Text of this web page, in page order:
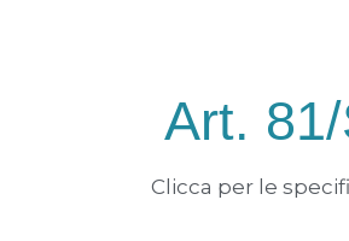
Art.
Clicca per le